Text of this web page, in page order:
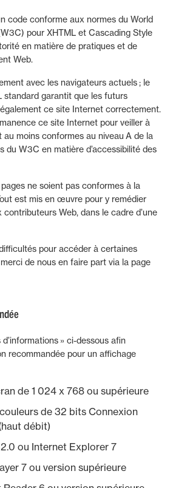
code conforme aux normes du World
pour XHTML et Cascading Style
en matière de pratiques et de
Web.
avec les navigateurs actuels ; le
standard garantit que les futurs
ce site Internet correctement.
ce site Internet pour veiller à
moins conformes au niveau A de la
du W3C en matière d’accessibilité des
ne soient pas conformes à la
est mis en œuvre pour y remédier
contributeurs Web, dans le cadre d’une
pour accéder à certaines
de nous en faire part via la page
» ci-dessous afin
recommandée pour un affichage
de 1 024 x 768 ou supérieure
de 32 bits Connexion
débit)
ou Internet Explorer 7
7 ou version supérieure